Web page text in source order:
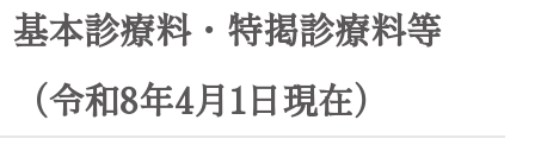
基本診療料・特掲診療料等
（令和8年4月1日現在）